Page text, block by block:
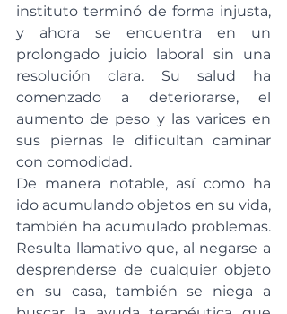
instituto terminó de forma injusta,
y ahora se encuentra en un
prolongado juicio laboral sin una
resolución clara. Su salud ha
comenzado a deteriorarse, el
aumento de peso y las varices en
sus piernas le dificultan caminar
con comodidad.
De manera notable, así como ha
ido acumulando objetos en su vida,
también ha acumulado problemas.
Resulta llamativo que, al negarse a
desprenderse de cualquier objeto
en su casa, también se niega a